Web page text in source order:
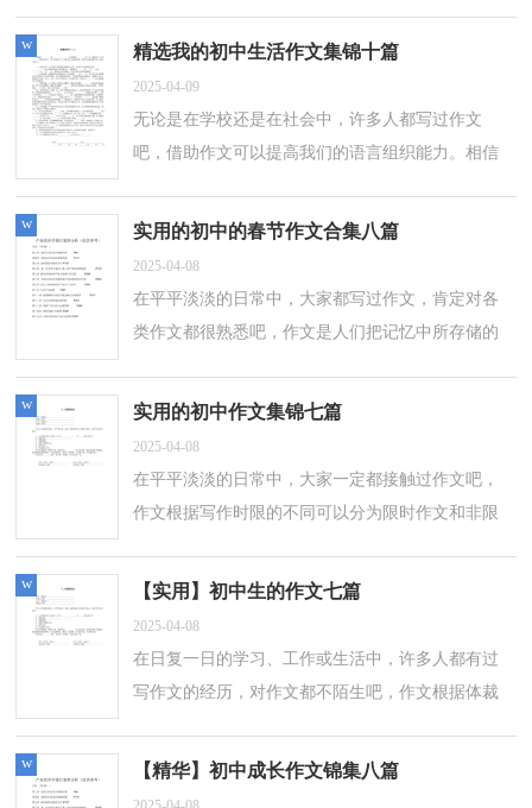
小编收集整理的初中的我作文7篇，欢迎...
精选我的初中生活作文集锦十篇
2025-04-09
无论是在学校还是在社会中，许多人都写过作文
吧，借助作文可以提高我们的语言组织能力。相信
收集整理的我的初中生活作文10篇，仅供参...
w
实用的初中的春节作文合集八篇
2025-04-08
在平平淡淡的日常中，大家都写过作文，肯定对各
类作文都很熟悉吧，作文是人们把记忆中所存储的
方式。你知道作文怎样写才规范吗？下面...
w
实用的初中作文集锦七篇
2025-04-08
在平平淡淡的日常中，大家一定都接触过作文吧，
作文根据写作时限的不同可以分为限时作文和非限
题，以下是小编收集整理的初中作文7篇，...
w
【实用】初中生的作文七篇
2025-04-08
在日复一日的学习、工作或生活中，许多人都有过
写作文的经历，对作文都不陌生吧，作文根据体裁
文。写起作文来就毫无头绪？以下是小编帮...
w
【精华】初中成长作文锦集八篇
w